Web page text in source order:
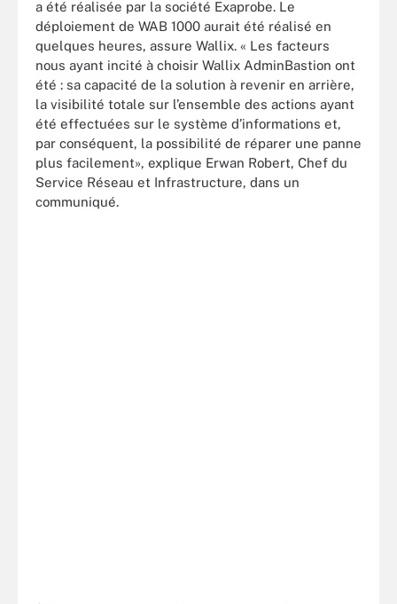
a été réalisée par la société Exaprobe. Le
déploiement de WAB 1000 aurait été réalisé en
quelques heures, assure Wallix. « Les facteurs
nous ayant incité à choisir Wallix AdminBastion ont
été : sa capacité de la solution à revenir en arrière,
la visibilité totale sur l’ensemble des actions ayant
été effectuées sur le système d’informations et,
par conséquent, la possibilité de réparer une panne
plus facilement», explique Erwan Robert, Chef du
Service Réseau et Infrastructure, dans un
communiqué.